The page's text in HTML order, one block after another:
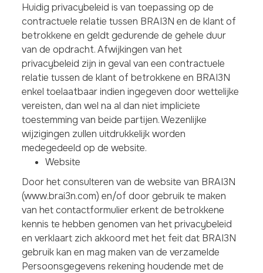
Huidig privacybeleid is van toepassing op de
contractuele relatie tussen BRAI3N en de klant of
betrokkene en geldt gedurende de gehele duur
van de opdracht. Afwijkingen van het
privacybeleid zijn in geval van een contractuele
relatie tussen de klant of betrokkene en BRAI3N
enkel toelaatbaar indien ingegeven door wettelijke
vereisten, dan wel na al dan niet impliciete
toestemming van beide partijen. Wezenlijke
wijzigingen zullen uitdrukkelijk worden
medegedeeld op de website.
Website
Door het consulteren van de website van BRAI3N
(www.brai3n.com) en/of door gebruik te maken
van het contactformulier erkent de betrokkene
kennis te hebben genomen van het privacybeleid
en verklaart zich akkoord met het feit dat BRAI3N
gebruik kan en mag maken van de verzamelde
Persoonsgegevens rekening houdende met de